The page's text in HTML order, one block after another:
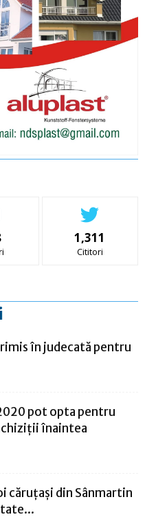
1,311
Cititori
în judecată pentru
pot opta pentru
înaintea
căruţaşi din Sânmartin